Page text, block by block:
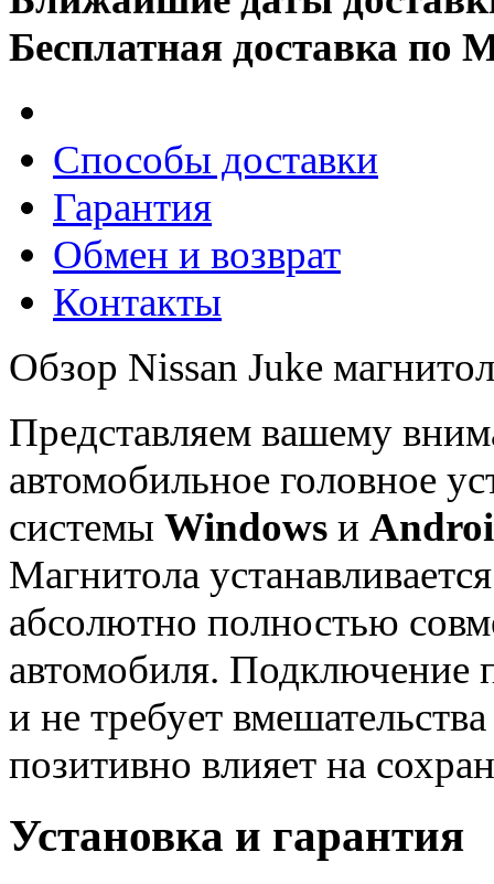
Бесплатная доставка по
Способы доставки
Гарантия
Обмен и возврат
Контакты
Обзор Nissan Juke
Представляем вашему
автомобильное головное
системы Windows и
Магнитола
абсолютно полностью
автомобиля.
и не требует
позитивно влияет на
Установка и гарантия